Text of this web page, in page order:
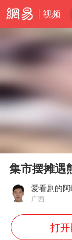
视频
Play
00:00
集市摆摊遇
爱看剧的
广西
打